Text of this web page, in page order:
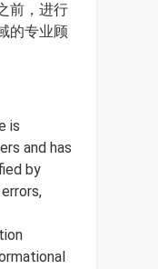
前，进行
的专业顾
is
and has
by